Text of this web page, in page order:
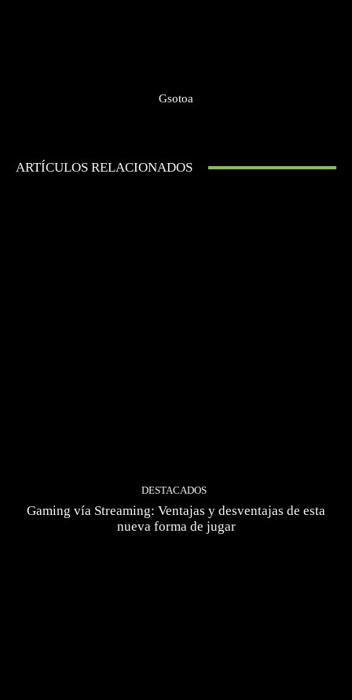
Gsotoa
ARTÍCULOS RELACIONADOS
DESTACADOS
Gaming vía Streaming: Ventajas y desventajas de esta
nueva forma de jugar